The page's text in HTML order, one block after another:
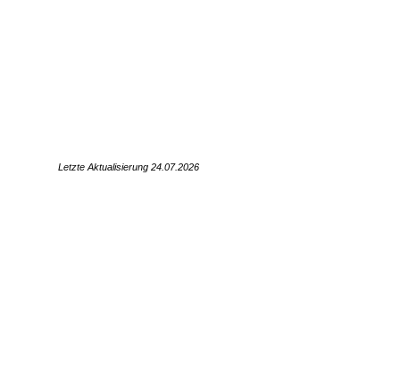
Letzte Aktualisierung 24.07.2026